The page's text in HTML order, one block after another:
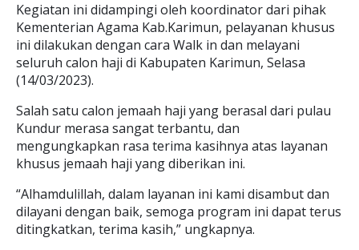
Kegiatan ini didampingi oleh koordinator dari pihak
Kementerian Agama Kab.Karimun, pelayanan khusus
ini dilakukan dengan cara Walk in dan melayani
seluruh calon haji di Kabupaten Karimun, Selasa
(14/03/2023).
Salah satu calon jemaah haji yang berasal dari pulau
Kundur merasa sangat terbantu, dan
mengungkapkan rasa terima kasihnya atas layanan
khusus jemaah haji yang diberikan ini.
“Alhamdulillah, dalam layanan ini kami disambut dan
dilayani dengan baik, semoga program ini dapat terus
ditingkatkan, terima kasih,” ungkapnya.